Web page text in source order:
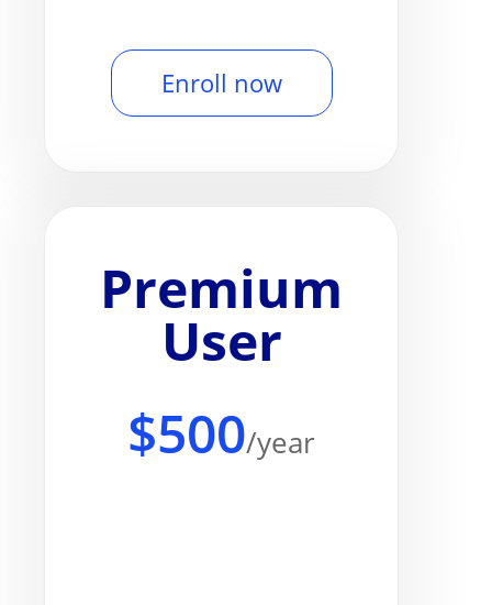
Enroll now
Premium
User
$500/year